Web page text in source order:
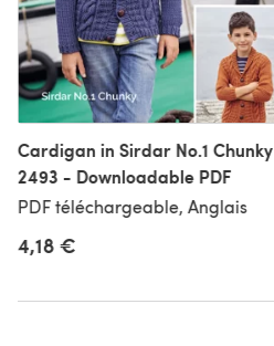
Cardigan in Sirdar No.1 Chunky -
2493 - Downloadable PDF
PDF téléchargeable, Anglais
4,18 €